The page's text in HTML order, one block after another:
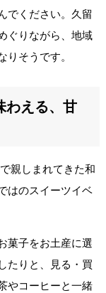
でください。久留
ぐりながら、地域
りそうです。
わえる、甘
親しまれてきた和
はのスイーツイベ
菓子をお土産に選
たりと、見る・買
やコーヒーと一緒